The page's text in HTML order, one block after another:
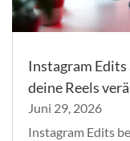
Instagram
deine Reels
Juni 29, 2026
Instagram Edits